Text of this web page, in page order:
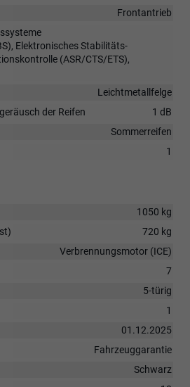
Frontantrieb
Elektronisches Stabilitäts-
(ASR/CTS/ETS),
Leichtmetallfelge
der Reifen
1 dB
Sommerreifen
1
1050 kg
720 kg
Verbrennungsmotor (ICE)
7
5-türig
1
01.12.2025
Fahrzeuggarantie
Schwarz